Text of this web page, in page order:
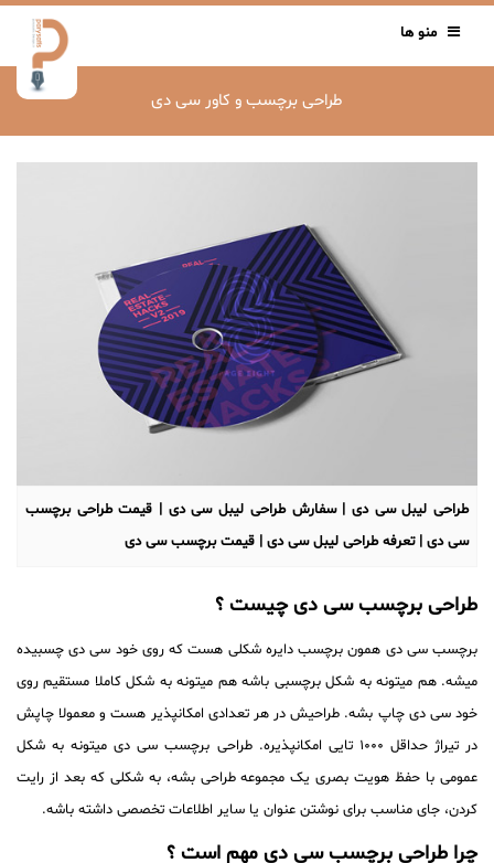
منو ها
طراحی برچسب و کاور سی دی
طراحی لیبل سی دی | سفارش طراحی لیبل سی دی | قیمت طراحی برچسب
سی دی | تعرفه طراحی لیبل سی دی | قیمت برچسب سی دی
طراحی برچسب سی دی چیست ؟
برچسب سی دی همون برچسب دایره شکلی هست که روی خود سی دی چسبیده
میشه. هم میتونه به شکل برچسبی باشه هم میتونه به شکل کاملا مستقیم روی
خود سی دی چاپ بشه. طراحیش در هر تعدادی امکانپذیر هست و معمولا چاپش
در تیراژ حداقل ۱۰۰۰ تایی امکانپذیره. طراحی برچسب سی دی میتونه به شکل
عمومی با حفظ هویت بصری یک مجموعه طراحی بشه، به شکلی که بعد از رایت
کردن،‌ جای مناسب برای نوشتن عنوان یا سایر اطلاعات تخصصی داشته باشه.
چرا طراحی برچسب سی دی مهم است ؟